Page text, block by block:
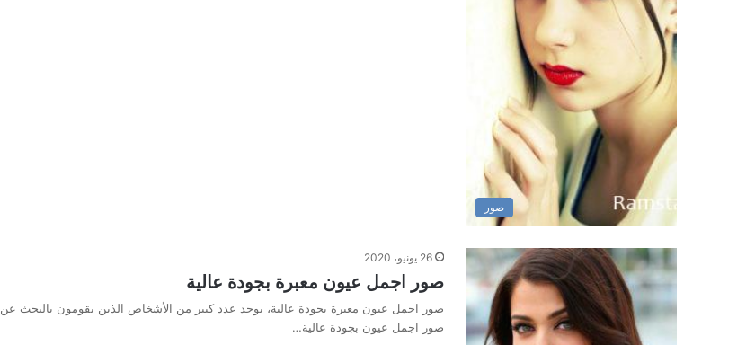
صور
26 يونيو، 2020
صور اجمل عيون معبرة بجودة عالية
صور اجمل عيون معبرة بجودة عالية، يوجد عدد كبير من الأشخاص الذين يقومون بالبحث عن
صور اجمل عيون بجودة عالية…